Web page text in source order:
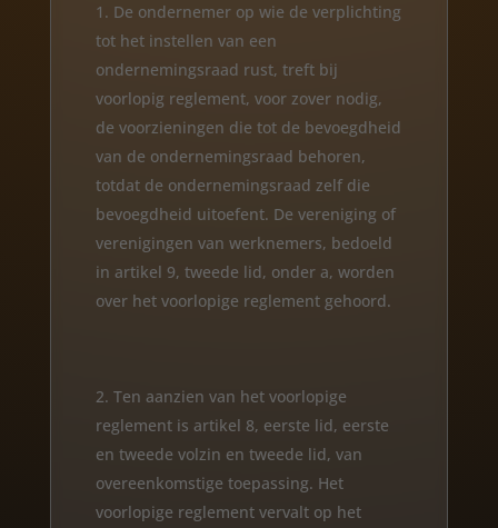
De ondernemer op wie de verplichting
tot het instellen van een
ondernemingsraad rust, treft bij
voorlopig reglement, voor zover nodig,
de voorzieningen die tot de bevoegdheid
van de ondernemingsraad behoren,
totdat de ondernemingsraad zelf die
bevoegdheid uitoefent. De vereniging of
verenigingen van werknemers, bedoeld
in artikel 9, tweede lid, onder a, worden
over het voorlopige reglement gehoord.
Ten aanzien van het voorlopige
reglement is artikel 8, eerste lid, eerste
en tweede volzin en tweede lid, van
overeenkomstige toepassing. Het
voorlopige reglement vervalt op het